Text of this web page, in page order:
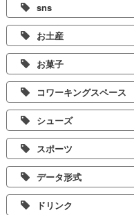
sns
お土産
お菓子
コワーキングスペース
シューズ
スポーツ
データ形式
ドリンク